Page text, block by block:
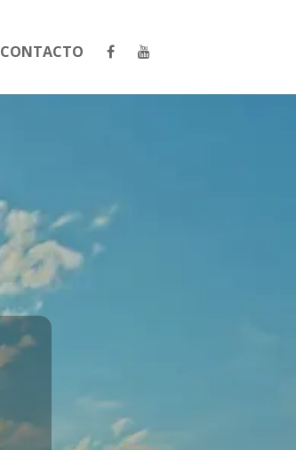
CONTACTO